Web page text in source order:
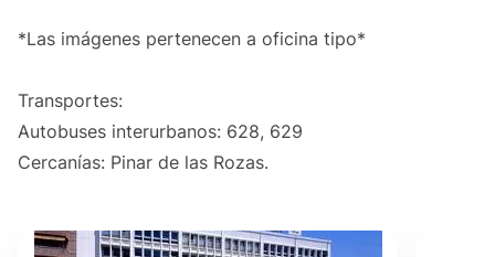
*Las imágenes pertenecen a oficina tipo*
Transportes:
Autobuses interurbanos: 628, 629
Cercanías: Pinar de las Rozas.